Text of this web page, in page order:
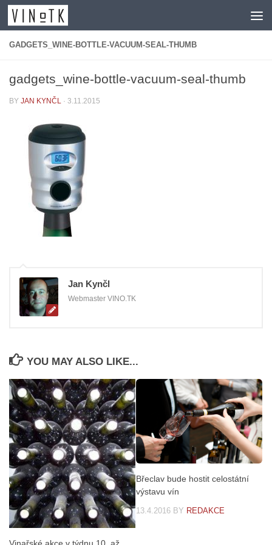
Skip to content
GADGETS_WINE-BOTTLE-VACUUM-SEAL-THUMB
gadgets_wine-bottle-vacuum-seal-thumb
BY JAN KYNČL · 3.11.2015
Jan Kynčl
Webmaster VINO.TK
YOU MAY ALSO LIKE...
Břeclav bude hostit celostátní
výstavu vín
13.4.2016 BY REDAKCE